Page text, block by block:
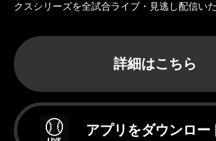
クスシリーズを全試合ライブ・見逃し配信い
詳細はこちら
アプリをダウンロー